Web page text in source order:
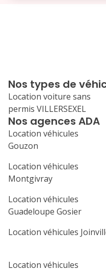
24 25
31
7
21 22
Nos agences ADA
Location véhicules
Gouzon
Location véhicules
Montgivray
Location véhicules
Guadeloupe Gosier
Location véhicules
Location véhicules
Nos types de
Location voiture sans
permis VILLERSEXEL